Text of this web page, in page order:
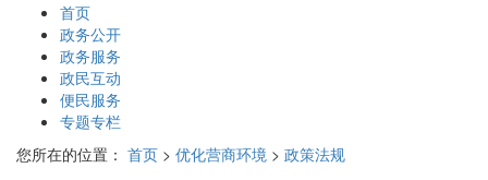
首页
政务公开
政务服务
政民互动
便民服务
专题专栏
您所在的位置： 首页 > 优化营商环境 > 政策法规